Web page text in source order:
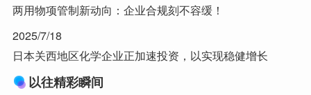
两用物项管制新动向：企业合规刻不容缓！
2025/7/18
日本关西地区化学企业正加速投资，以实现稳健增长
以往精彩瞬间